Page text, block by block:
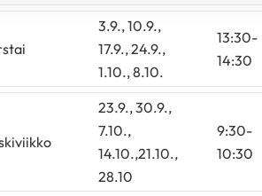
3.9., 10.9.,
17.9., 24.9.,
1.10., 8.10.
13:30-
14:30
23.9., 30.9.,
7.10.,
14.10.,21.10.,
28.10
9:30-
10:30